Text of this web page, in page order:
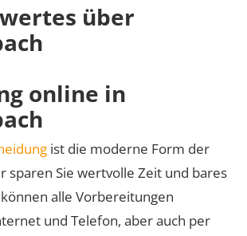
über
online in
ist die moderne Form der
sparen Sie wertvolle Zeit und bares
alle Vorbereitungen
und Telefon, aber auch per